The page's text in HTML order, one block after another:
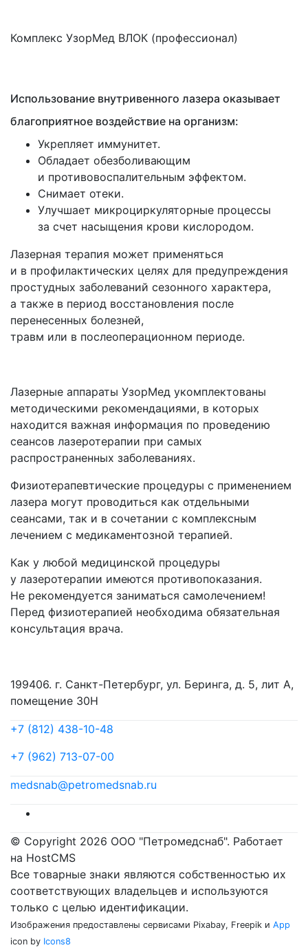
Комплекс УзорМед ВЛОК (профессионал)
Использование внутривенного лазера оказывает
благоприятное воздействие на организм:
Укрепляет иммунитет.
Обладает обезболивающим
и противовоспалительным эффектом.
Снимает отеки.
Улучшает микроциркуляторные процессы
за счет насыщения крови кислородом.
Лазерная терапия может применяться
и в профилактических целях для предупреждения
простудных заболеваний сезонного характера,
а также в период восстановления после
перенесенных болезней,
травм или в послеоперационном периоде.
Лазерные аппараты УзорМед укомплектованы
методическими рекомендациями, в которых
находится важная информация по проведению
сеансов лазеротерапии при самых
распространенных заболеваниях.
Физиотерапевтические процедуры с применением
лазера могут проводиться как отдельными
сеансами, так и в сочетании с комплексным
лечением с медикаментозной терапией.
Как у любой медицинской процедуры
у лазеротерапии имеются противопоказания.
Не рекомендуется заниматься самолечением!
Перед физиотерапией необходима обязательная
консультация врача.
199406. г. Санкт-Петербург, ул. Беринга, д. 5, лит А,
помещение 30Н
+7 (812) 438-10-48
+7 (962) 713-07-00
medsnab@petromedsnab.ru
© Copyright 2026 ООО "Петромедснаб". Работает
на HostCMS
Все товарные знаки являются собственностью их
соответствующих владельцев и используются
только с целью идентификации.
Изображения предоставлены сервисами Pixabay, Freepik и App
icon by Icons8